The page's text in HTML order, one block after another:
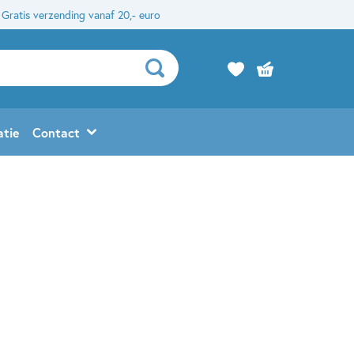
Gratis verzending vanaf 20,- euro
Contact